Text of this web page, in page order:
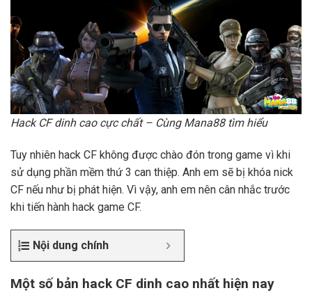
Hack CF dinh cao cực chất – Cùng Mana88 tìm hiểu
Tuy nhiên hack CF không được chào đón trong game vì khi
sử dụng phần mềm thứ 3 can thiệp. Anh em sẽ bị khóa nick
CF nếu như bị phát hiện. Vì vậy, anh em nên cân nhắc trước
khi tiến hành hack game CF.
Nội dung chính
Một số bản hack CF dinh cao nhất hiện nay